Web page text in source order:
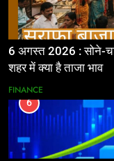
6 अगस्त 2026 : सोने-
शहर में क्या है ताजा भाव
FINANCE
6